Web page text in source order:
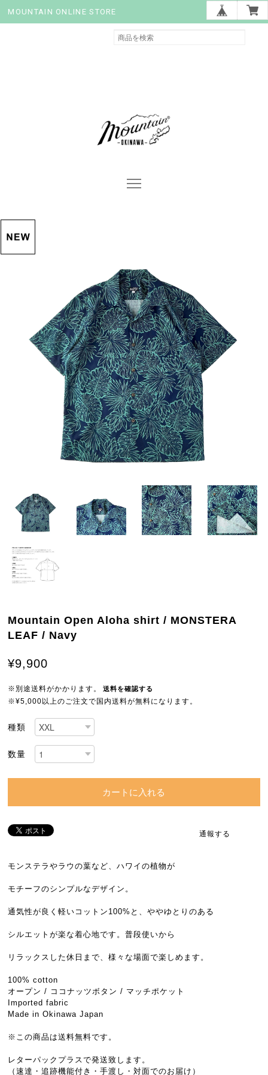
MOUNTAIN ONLINE STORE
Mountain Open Aloha shirt / MONSTERA
LEAF / Navy
¥9,900
※別途送料がかかります。 送料を確認する
※¥5,000以上のご注文で国内送料が無料になります。
種類
数量
カートに入れる
通報する
モンステラやラウの葉など、ハワイの植物が
モチーフのシンプルなデザイン。
通気性が良く軽いコットン100%と、ややゆとりのある
シルエットが楽な着心地です。普段使いから
リラックスした休日まで、様々な場面で楽しめます。
100% cotton
オープン / ココナッツボタン / マッチポケット
Imported fabric
Made in Okinawa Japan
※この商品は送料無料です。
レターパックプラスで発送致します。
（速達・追跡機能付き・手渡し・対面でのお届け）